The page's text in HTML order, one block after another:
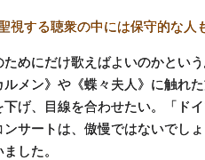
視する聴衆の中には保守的な人
めにだけ歌えばよいのかとい
ルメン》や《蝶々夫人》に触れ
下げ、目線を合わせたい。「ド
ンサートは、傲慢ではないでし
した。